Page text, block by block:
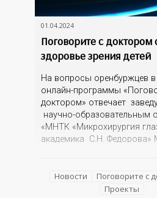
01.04.2024
Поговорите с доктором
здоровье зрения детей
На вопросы оренбуржцев
онлайн-программы
доктором» отвечает
научно-образовательным
«МНТК «Микрохирургия
академика С.Н. Федорова»
проблемами зрения чаще
обращаются в детское
Новости
Поговорите с
Проекты